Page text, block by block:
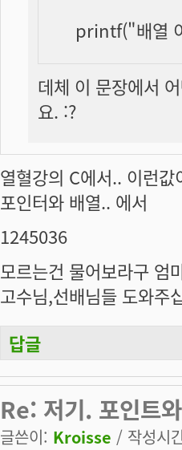
printf("배열
데체 이 문장에서
요. :?
열혈강의 C에서.. 이런
포인터와 배열.. 에서
1245036
모르는건 물어보라구 엄
고수님,선배님들 도와주
답글
Re: 저기. 포인트
글쓴이: Kroisse / 작성시